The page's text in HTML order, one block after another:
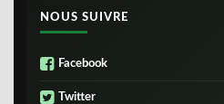
NOUS SUIVRE
Facebook
Twitter